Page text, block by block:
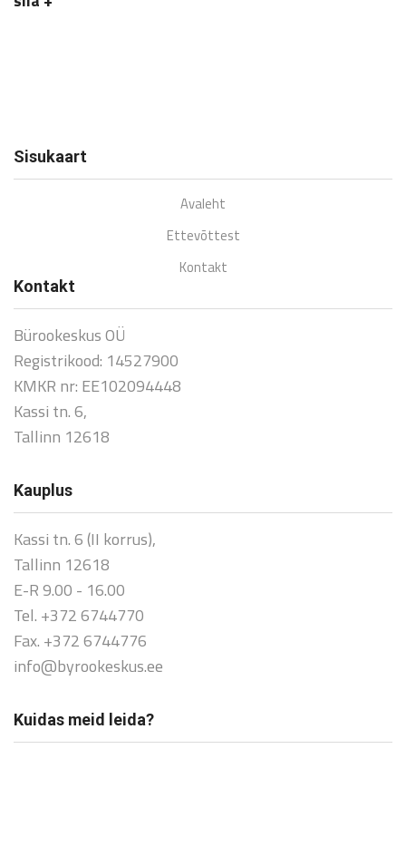
Sisukaart
Avaleht
Ettevõttest
Kontakt
Kontakt
Bürookeskus OÜ
Registrikood: 14527900
KMKR nr: EE102094448
Kassi tn. 6,
Tallinn 12618
Kauplus
Kassi tn. 6 (II korrus),
Tallinn 12618
E-R 9.00 - 16.00
Tel. +372 6744770
Fax. +372 6744776
info@byrookeskus.ee
Kuidas meid leida?